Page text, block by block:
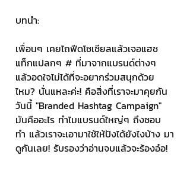
บทนำ:
เพื่อนๆ เคยไถฟีดโซเชียลแล้วเจอแฮช
แท็กแปลกๆ # ที่มาจากแบรนด์ต่างๆ
แล้วอดใจไม่ได้ที่จะอยากร่วมสนุกด้วย
ไหม? นั่นแหละค่ะ! คือสิ่งที่เราจะมาคุยกัน
วันนี้ "Branded Hashtag Campaign"
มันคืออะไร ทำไมแบรนด์ใหญ่ๆ ถึงชอบ
ทำ แล้วเราจะเอามาใช้ให้ปังได้ยังไงบ้าง มา
ดูกันเลย! รับรองว่าอ่านจบแล้วจะร้องอ๋อ!